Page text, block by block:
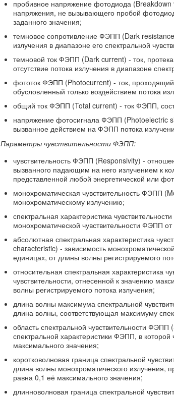
пробивное напряжение фотодиода
напряжения, не вызывающего пробой
заданного значения;
темновое сопротивление ФЭПП (Dark
излучения в диапазоне его спектральной
темновой ток ФЭПП (Dark current) - ток,
отсутствие потока излучения в диапазоне
фототок ФЭПП (Photocurrent) - ток,
обусловленный только воздействием потока
общий ток ФЭПП (Total current) - ток ФЭПП,
напряжение фотосигнала ФЭПП (Photoelectric
вызванное действием на ФЭПП потока
Параметры чувствительности ФЭПП:
чувствительность ФЭПП (Responsivity) -
вызванного падающим на него излучением к
представленной любой энергетической или
монохроматическая чувствительность ФЭПП
монохроматическому излучению;
спектральная характеристика
монохроматической чувствительности ФЭПП
абсолютная спектральная характеристика
characteristic) - зависимость
единицах, от длины волны регистрируемого
относительная спектральная характеристика
чувствительности, отнесенной к значению
волны регистрируемого потока излучения;
длина волны максимума спектральной
длина волны, соответствующая максимуму
область спектральной чувствительности
спектральной характеристики ФЭПП, в
максимального значения;
коротковолновая граница спектральной
длина волны монохроматического излучения,
равна 0,1 её максимального значения;
длинноволновая граница спектральной